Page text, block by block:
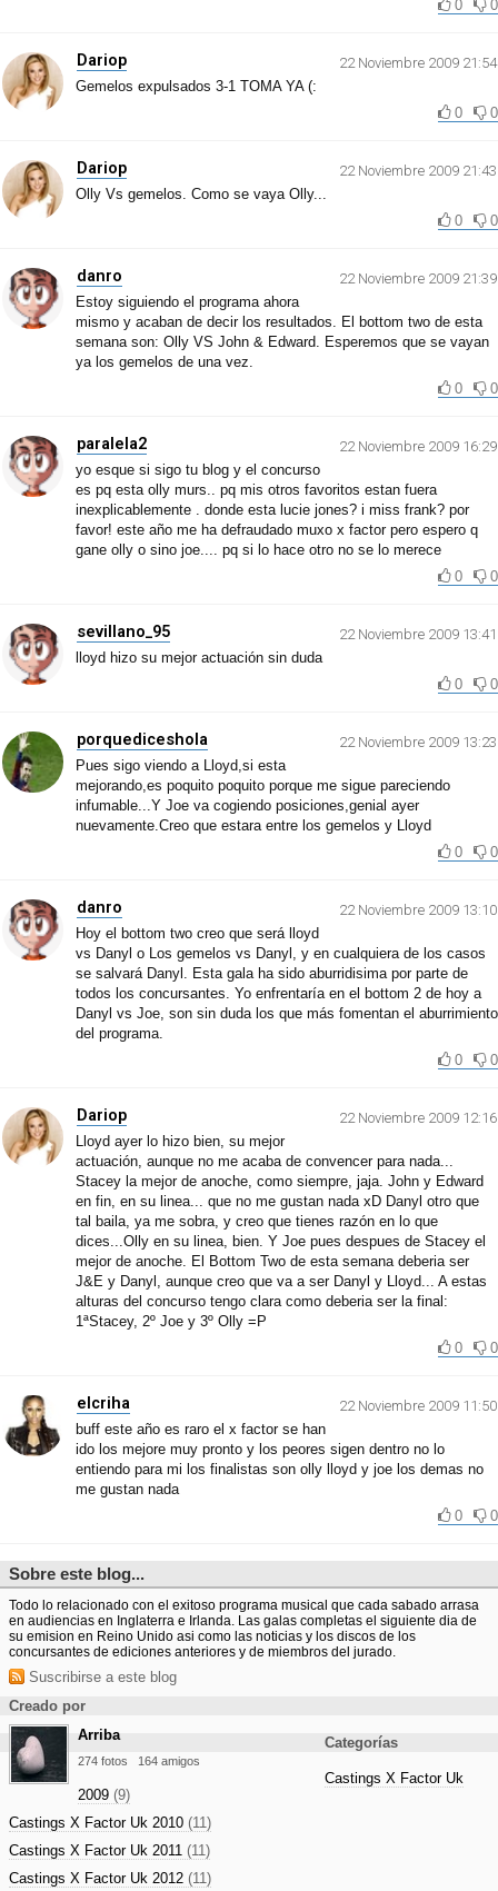
0 0
Dariop
22 Noviembre 2009 21:54
Gemelos expulsados 3-1 TOMA YA (:
0
0
Dariop
22 Noviembre 2009 21:43
Olly Vs gemelos. Como se vaya Olly...
0
0
danro
22 Noviembre 2009 21:39
Estoy siguiendo el programa ahora
mismo y acaban de decir los resultados. El bottom two de esta
semana son: Olly VS John & Edward. Esperemos que se vayan
ya los gemelos de una vez.
0
0
paralela2
22 Noviembre 2009 16:29
yo esque si sigo tu blog y el concurso
es pq esta olly murs.. pq mis otros favoritos estan fuera
inexplicablemente . donde esta lucie jones? i miss frank? por
favor! este año me ha defraudado muxo x factor pero espero q
gane olly o sino joe.... pq si lo hace otro no se lo merece
0
0
sevillano_95
22 Noviembre 2009 13:41
lloyd hizo su mejor actuación sin duda
0
0
porquediceshola
22 Noviembre 2009 13:23
Pues sigo viendo a Lloyd,si esta
mejorando,es poquito poquito porque me sigue pareciendo
infumable...Y Joe va cogiendo posiciones,genial ayer
nuevamente.Creo que estara entre los gemelos y Lloyd
0
0
danro
22 Noviembre 2009 13:10
Hoy el bottom two creo que será lloyd
vs Danyl o Los gemelos vs Danyl, y en cualquiera de los casos
se salvará Danyl. Esta gala ha sido aburridisima por parte de
todos los concursantes. Yo enfrentaría en el bottom 2 de hoy a
Danyl vs Joe, son sin duda los que más fomentan el aburrimiento
del programa.
0
0
Dariop
22 Noviembre 2009 12:16
Lloyd ayer lo hizo bien, su mejor
actuación, aunque no me acaba de convencer para nada...
Stacey la mejor de anoche, como siempre, jaja. John y Edward
en fin, en su linea... que no me gustan nada xD Danyl otro que
tal baila, ya me sobra, y creo que tienes razón en lo que
dices...Olly en su linea, bien. Y Joe pues despues de Stacey el
mejor de anoche. El Bottom Two de esta semana deberia ser
J&E y Danyl, aunque creo que va a ser Danyl y Lloyd... A estas
alturas del concurso tengo clara como deberia ser la final:
1ªStacey, 2º Joe y 3º Olly =P
0
0
elcriha
22 Noviembre 2009 11:50
buff este año es raro el x factor se han
ido los mejore muy pronto y los peores sigen dentro no lo
entiendo para mi los finalistas son olly lloyd y joe los demas no
me gustan nada
0
0
Sobre este blog...
Todo lo relacionado con el exitoso programa musical que cada sabado arrasa
en audiencias en Inglaterra e Irlanda. Las galas completas el siguiente dia de
su emision en Reino Unido asi como las noticias y los discos de los
concursantes de ediciones anteriores y de miembros del jurado.
Suscribirse a este blog
Creado por
Arriba
274 fotos 164 amigos
Categorías
Castings X Factor Uk
2009 (9)
Castings X Factor Uk 2010 (11)
Castings X Factor Uk 2011 (11)
Castings X Factor Uk 2012 (11)